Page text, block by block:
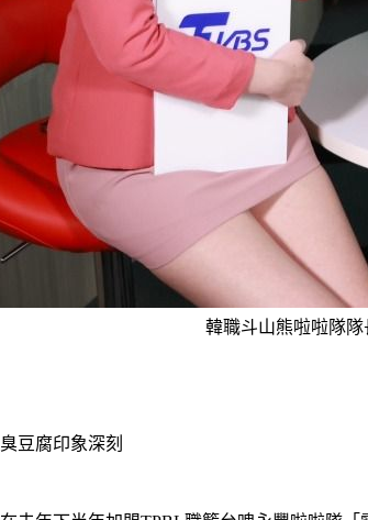
韓職斗山熊啦啦隊
豆腐印象深刻